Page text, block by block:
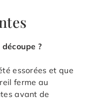
?
essorées et que
ferme au
avant de